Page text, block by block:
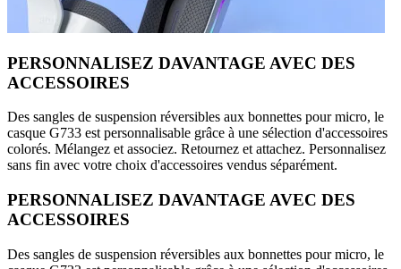
PERSONNALISEZ DAVANTAGE AVEC DES
ACCESSOIRES
Des sangles de suspension réversibles aux bonnettes pour micro, le
casque G733 est personnalisable grâce à une sélection d'accessoires
colorés. Mélangez et associez. Retournez et attachez. Personnalisez
sans fin avec votre choix d'accessoires vendus séparément.
PERSONNALISEZ DAVANTAGE AVEC DES
ACCESSOIRES
Des sangles de suspension réversibles aux bonnettes pour micro, le